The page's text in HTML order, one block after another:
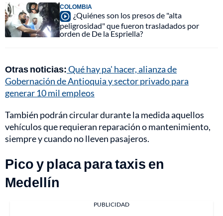
COLOMBIA
¿Quiénes son los presos de "alta
peligrosidad" que fueron trasladados por
orden de De la Espriella?
Otras noticias:Qué hay pa' hacer, alianza de
Gobernación de Antioquia y sector privado para
generar 10 mil empleos
También podrán circular durante la medida aquellos
vehículos que requieran reparación o mantenimiento,
siempre y cuando no lleven pasajeros.
Pico y placa para taxis en
Medellín
PUBLICIDAD